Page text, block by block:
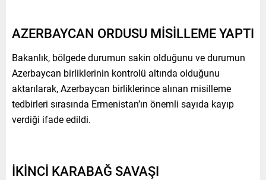
AZERBAYCAN ORDUSU MİSİLLEME YAPTI
Bakanlık, bölgede durumun sakin olduğunu ve durumun
Azerbaycan birliklerinin kontrolü altında olduğunu
aktarılarak, Azerbaycan birliklerince alınan misilleme
tedbirleri sırasında Ermenistan’ın önemli sayıda kayıp
verdiği ifade edildi.
İKİNCİ KARABAĞ SAVAŞI